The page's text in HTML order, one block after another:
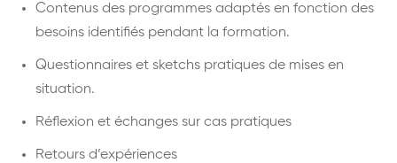
Contenus des programmes adaptés en fonction des
besoins identifiés pendant la formation.
Questionnaires et sketchs pratiques de mises en
situation.
Réflexion et échanges sur cas pratiques
Retours d’expériences